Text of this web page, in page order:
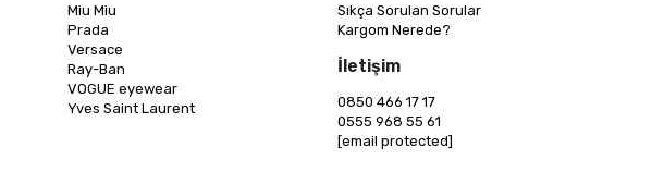
Miu Miu
Prada
Versace
Ray-Ban
VOGUE eyewear
Yves Saint Laurent
Sıkça Sorulan Sorular
Kargom Nerede?
İletişim
0850 466 17 17
0555 968 55 61
[email protected]